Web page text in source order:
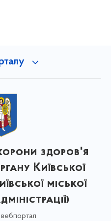
здоров'я
Київської
міської